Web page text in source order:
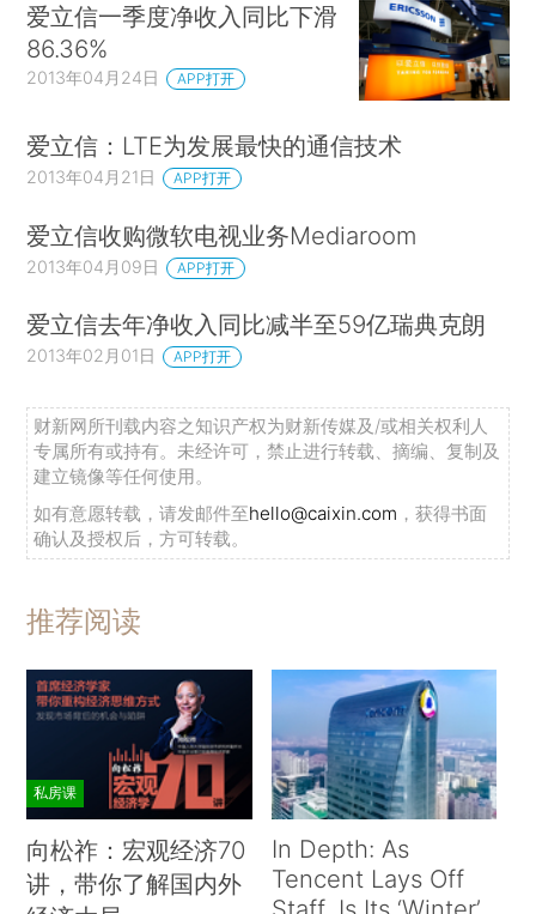
爱立信一季度净收入同比下滑
86.36%
2013年04月24日 APP打开
爱立信：LTE为发展最快的通信技术
2013年04月21日 APP打开
爱立信收购微软电视业务Mediaroom
2013年04月09日 APP打开
爱立信去年净收入同比减半至59亿瑞典克朗
2013年02月01日 APP打开
财新网所刊载内容之知识产权为财新传媒及/或相关权利人
专属所有或持有。未经许可，禁止进行转载、摘编、复制及
建立镜像等任何使用。
如有意愿转载，请发邮件至hello@caixin.com ，获得书面
确认及授权后，方可转载。
推荐阅读
私房课
向松祚：宏观经济70
讲，带你了解国内外
In Depth: As
Tencent Lays Off